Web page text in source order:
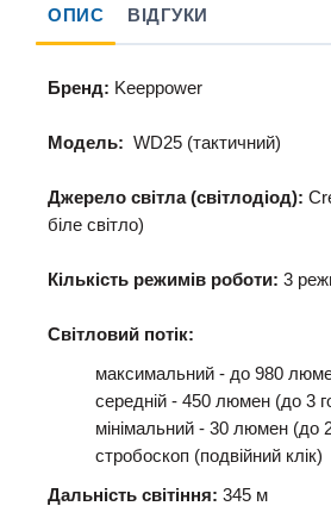
ОПИС ВІДГУКИ
Бренд: Keeppower
Модель: WD25 (тактичний)
Джерело світла (світлодіод):
біле світло)
Кількість режимів роботи: 3
Світловий потік:
максимальний - до 980
середній - 450 люмен (до 3
мінімальний - 30 люмен (до
стробоскоп (подвійний клік)
Дальність світіння: 345 м